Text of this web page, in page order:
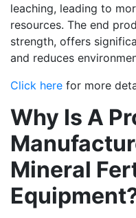
leaching, leading to
resources. The end
strength, offers
and reduces
Click here for more
Why Is A
Mineral